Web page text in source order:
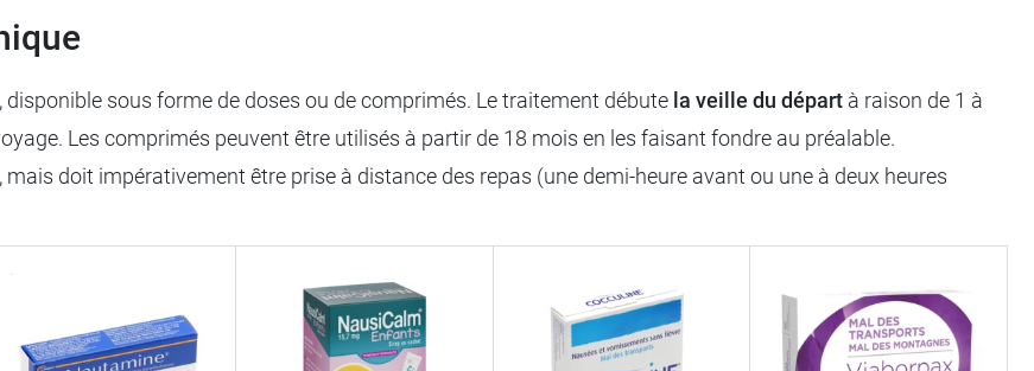
sous forme de doses ou de comprimés. Le traitement débute la veille du départ à raison de 1 à
Les comprimés peuvent être utilisés à partir de 18 mois en les faisant fondre au préalable.
doit impérativement être prise à distance des repas (une demi-heure avant ou une à deux heures